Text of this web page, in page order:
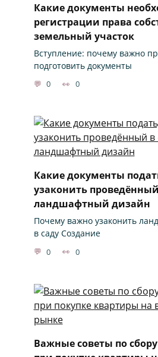
Какие документы
регистрации права
земельный участок
Вступление: почему важно
подготовить документы
0 0
Какие документы
узаконить
ландшафтный дизайн
Почему важно узаконить
в саду Создание
0 0
Важные советы по